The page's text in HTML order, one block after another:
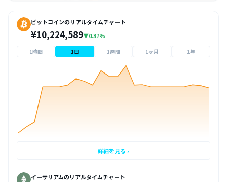
ビットコインのリアルタイムチャート
¥10,224,589▼0.37%
1時間 1日 1週間 1ヶ月 1年
詳細を見る ›
イーサリアムのリアルタイムチャート